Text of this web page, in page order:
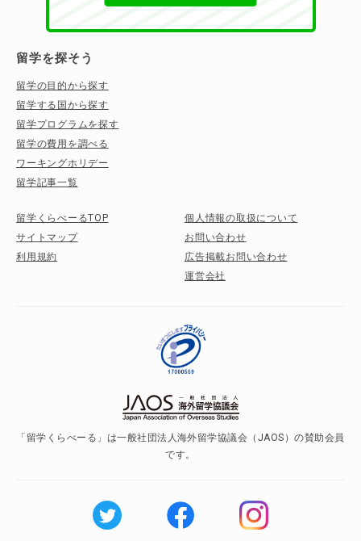
留学を探そう
留学の目的から探す
留学する国から探す
留学プログラムを探す
留学の費用を調べる
ワーキングホリデー
留学記事一覧
留学くらべーるTOP
サイトマップ
利用規約
個人情報の取扱について
お問い合わせ
広告掲載お問い合わせ
運営会社
「留学くらべーる」は一般社団法人海外留学協議会（JAOS）の賛助会員
です。